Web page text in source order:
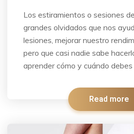
Los estiramientos o sesiones
grandes olvidados que nos
lesiones, mejorar nuestro
pero que casi nadie sabe
aprender cómo y cuándo debes
Read more